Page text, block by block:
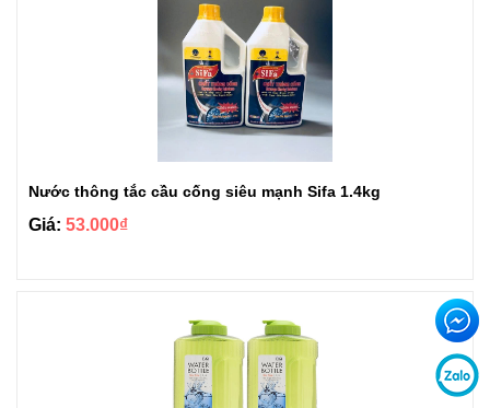
Nước thông tắc cầu cống siêu mạnh Sifa 1.4kg
Giá: 53.000₫